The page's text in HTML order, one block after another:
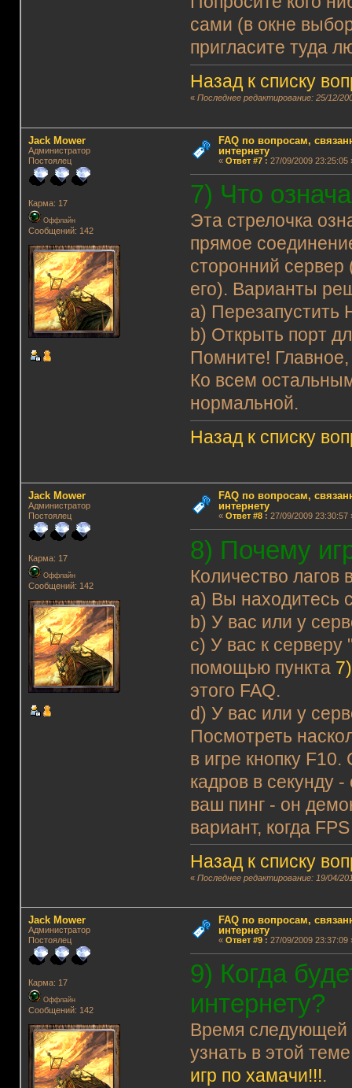
сами (в окне
пригласите туда
Назад к списку
«Последнее редактирование: 25/12/
Jack Mower
Администратор
Постоялец
Карма: 17
Оффлайн
Сообщений: 142
FAQ по вопросам,
интернету
« Ответ #7: 27/09/2009 23:25:05
7) Что
Эта стрелочка
прямое
сторонний сервер
его). Варианты
а) Перезапустить
b) Открыть порт
Помните!
Ко всем
нормальной.
Назад к списку
Jack Mower
Администратор
Постоялец
Карма: 17
Оффлайн
Сообщений: 142
FAQ по вопросам,
интернету
« Ответ #8: 27/09/2009 23:30:57
8) Почему
Количество лагов
a) Вы находитесь
b) У вас или у
c) У вас к серверу
помощью пункта 7)
этого FAQ.
d) У вас или у
Посмотреть
в игре кнопку
кадров в секунду
ваш пинг - он
вариант, когда
Назад к списку
«Последнее редактирование: 19/04/
Jack Mower
Администратор
Постоялец
Карма: 17
Оффлайн
Сообщений: 142
FAQ по вопросам,
интернету
« Ответ #9: 27/09/2009 23:37:09
9) Когда
интернету?
Время следующей
узнать в этой
игр по хамачи!!!.